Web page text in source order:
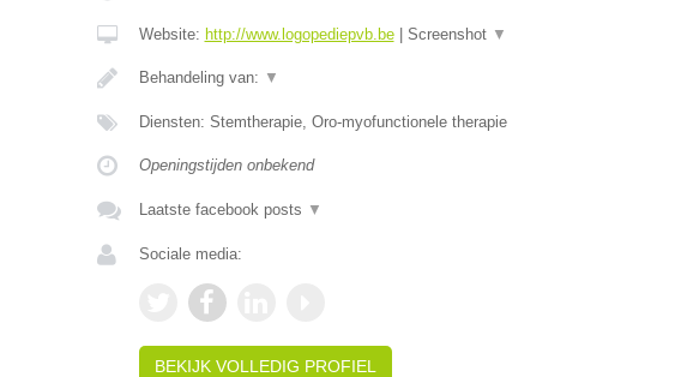
Website: http://www.logopediepvb.be| Screenshot ▼
Behandeling van: ▼
Diensten: Stemtherapie, Oro-myofunctionele therapie
Openingstijden onbekend
Laatste facebook posts ▼
Sociale media:
BEKIJK VOLLEDIG PROFIEL